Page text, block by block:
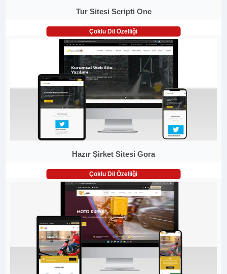
Tur Sitesi Scripti One
Çoklu Dil Özelliği
Hazır Şirket Sitesi Gora
Çoklu Dil Özelliği